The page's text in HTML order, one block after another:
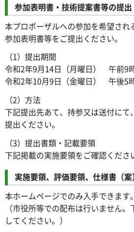
参加表明書・技術提案書等の提出
本プロポーザルへの参加を希望され
参加表明書等をご提出ください。
（1）提出期間
令和2年9月14日（月曜日） 午前9
令和2年10月9日（金曜日） 午後5
（2）方法
下記提出先あて、持参又は送付に
提出ください。
（3）提出書類・記載要領
下記掲載の実施要領をご確認くださ
実施要領、評価要領、仕様書（
本ホームページでのみ入手できます。
（市役所等での配布は行いません
してください。）